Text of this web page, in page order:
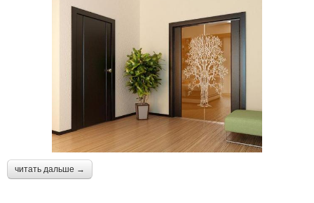
читать дальше →